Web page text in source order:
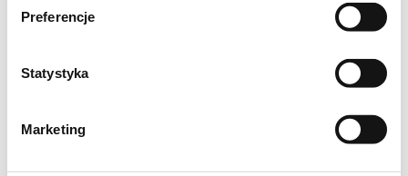
Preferencje
Statystyka
Marketing
sos: